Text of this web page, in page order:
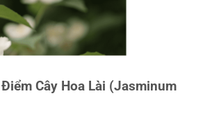
Cây Hoa Lài (Jasminum